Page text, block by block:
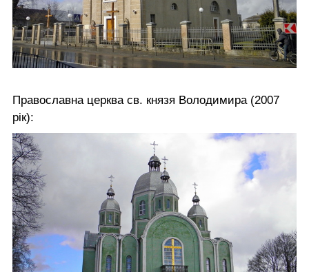
Православна церква св. князя Володимира (2007
рік):